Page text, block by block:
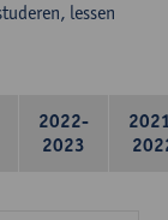
lessen
2022-
2023